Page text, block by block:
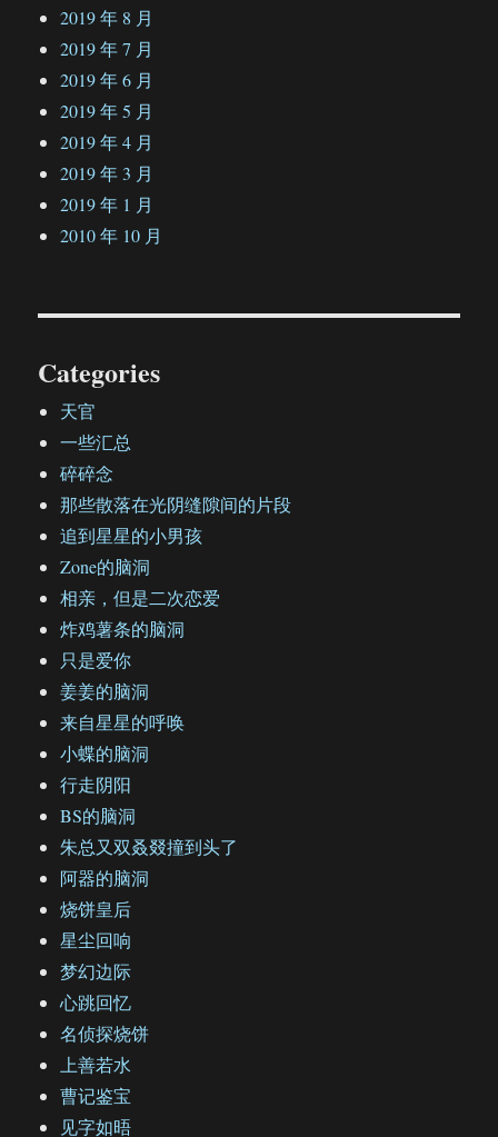
2019 年 8 月
2019 年 7 月
2019 年 6 月
2019 年 5 月
2019 年 4 月
2019 年 3 月
2019 年 1 月
2010 年 10 月
Categories
天官
一些汇总
碎碎念
那些散落在光阴缝隙间的片段
追到星星的小男孩
Zone的脑洞
相亲，但是二次恋爱
炸鸡薯条的脑洞
只是爱你
姜姜的脑洞
来自星星的呼唤
小蝶的脑洞
行走阴阳
BS的脑洞
朱总又双叒叕撞到头了
阿器的脑洞
烧饼皇后
星尘回响
梦幻边际
心跳回忆
名侦探烧饼
上善若水
曹记鉴宝
见字如晤